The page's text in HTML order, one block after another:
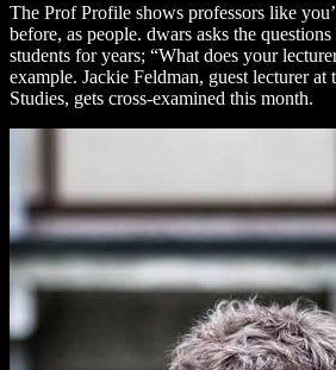
The Prof Profile shows professors like
before, as people. dwars asks the
students for years; “What does your
example. Jackie Feldman, guest lecturer at
Studies, gets cross-examined this month.